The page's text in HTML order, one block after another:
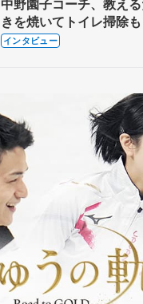
中野園子コーチ、教え
きを焼いてトイレ掃除
も通用するという坂本
インタビュー